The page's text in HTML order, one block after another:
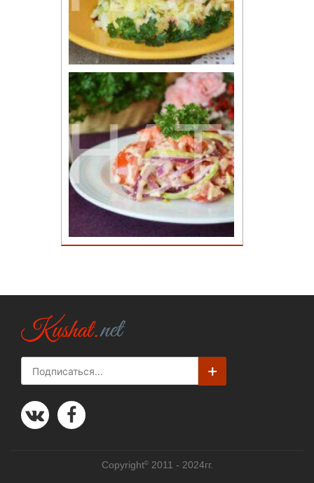
Copyright©2011 - 2024гг.